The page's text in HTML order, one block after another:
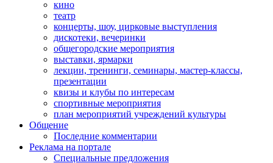
кино
театр
концерты, шоу, цирковые выступления
дискотеки, вечеринки
общегородские мероприятия
выставки, ярмарки
лекции, тренинги, семинары, мастер-классы,
презентации
квизы и клубы по интересам
спортивные мероприятия
план мероприятий учреждений культуры
Общение
Последние комментарии
Реклама на портале
Специальные предложения